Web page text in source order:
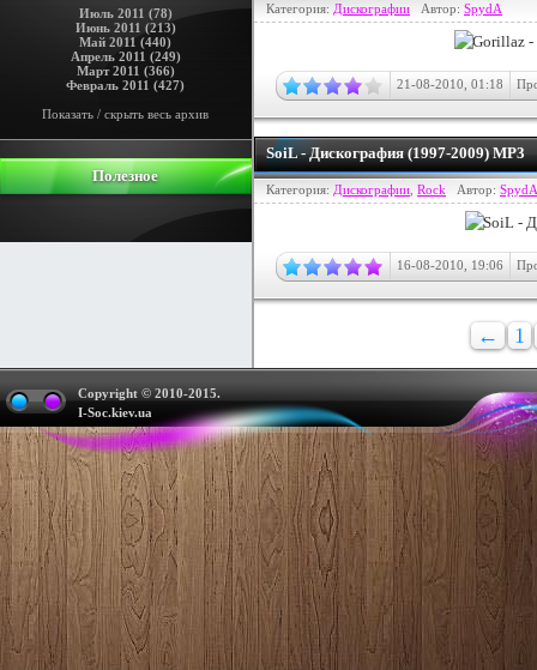
Июль 2011 (78)
Июнь 2011 (213)
Май 2011 (440)
Апрель 2011 (249)
Март 2011 (366)
Февраль 2011 (427)
Показать / скрыть весь архив
Полезное
Категория: Дискографии Автор: SpydA
21-08-2010, 01:18
SoiL - Дискография (1997-2009) MP3
Категория: Дискографии Rock Автор: SpydA
16-08-2010, 19:06
← 1
Copyright © 2010-2015.
I-Soc.kiev.ua